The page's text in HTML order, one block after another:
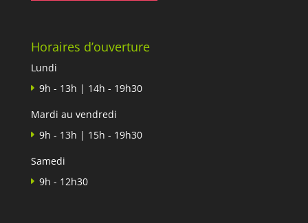
Horaires d’ouverture
Lundi
9h - 13h | 14h - 19h30
Mardi au vendredi
9h - 13h | 15h - 19h30
Samedi
9h - 12h30